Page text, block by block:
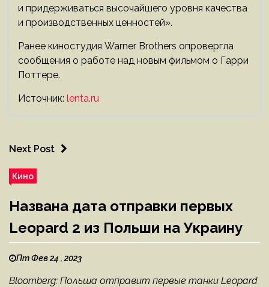
и придерживаться высочайшего уровня качества
и производственных ценностей».
Ранее киностудия Warner Brothers опровергла
сообщения о работе над новым фильмом о Гарри
Поттере.
Источник: lenta.ru
Next Post
Кино
Названа дата отправки первых
Leopard 2 из Польши на Украину
Пт Фев 24 , 2023
Bloomberg: Польша отправит первые танки Leopard